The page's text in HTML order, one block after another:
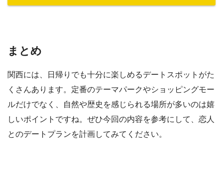
まとめ
関西には、日帰りでも十分に楽しめるデートスポットがた
くさんあります。定番のテーマパークやショッピングモー
ルだけでなく、自然や歴史を感じられる場所が多いのは嬉
しいポイントですね。ぜひ今回の内容を参考にして、恋人
とのデートプランを計画してみてください。